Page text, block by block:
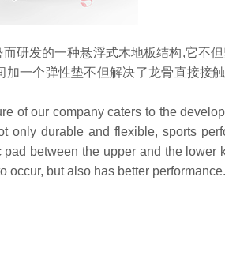
发的一种悬浮式木地板结构,它不但
一个弹性垫不但解决了龙骨直接接
our company caters to the
only durable and flexible, sports
between the upper and the lower
occur, but also has better performance.